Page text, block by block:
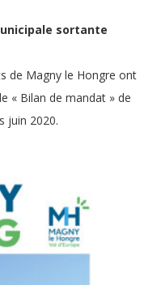
sortante
de Magny le Hongre ont
« Bilan de mandat » de
juin 2020.